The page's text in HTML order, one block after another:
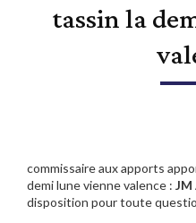
tassin la
commissaire aux apports
demi lune vienne valence :
disposition pour toute